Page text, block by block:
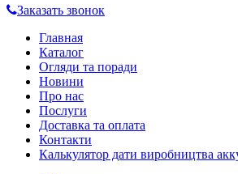
Заказать звонок
Главная
Каталог
Огляди та поради
Новини
Про нас
Послуги
Доставка та оплата
Контакти
Калькулятор дати виробництва